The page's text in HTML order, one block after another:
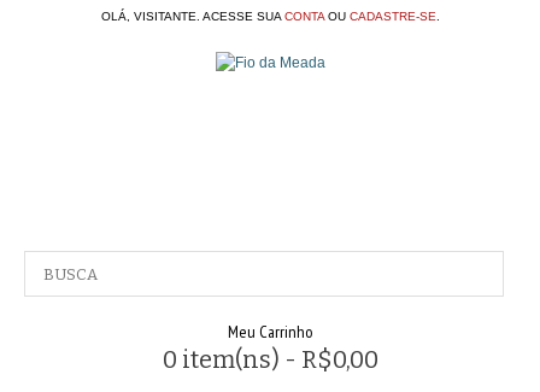
OLÁ, VISITANTE. ACESSE SUA CONTAOU CADASTRE-SE
Meu Carrinho
0 item(ns) - R$0,00